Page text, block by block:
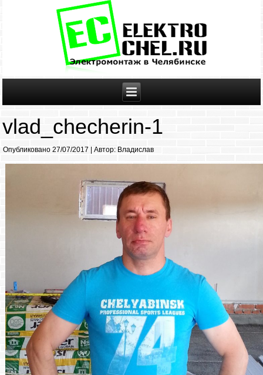
vlad_checherin-1
Опубликовано 27/07/2017 |Автор: Владислав